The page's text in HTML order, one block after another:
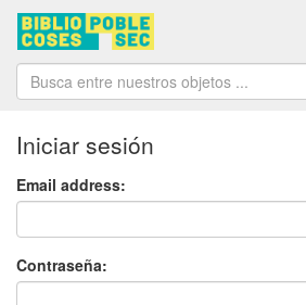
Iniciar sesión
Email address:
Contraseña: